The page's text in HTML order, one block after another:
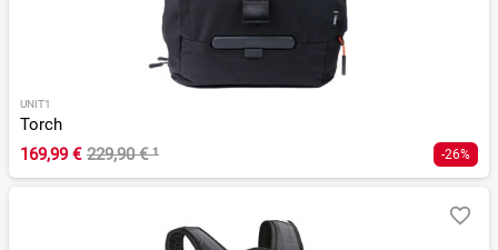
UNIT1
Torch
169,99 € 229,90 €¹ -26%